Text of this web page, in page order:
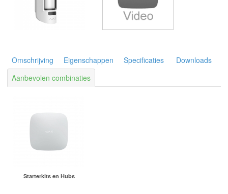
Omschrijving Eigenschappen Specificaties
Downloads
Aanbevolen combinaties
Starterkits en Hubs